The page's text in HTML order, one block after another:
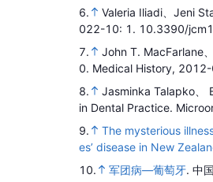
6.
Valeria Iliadi、Jeni
022-10: 1. 10.3390/
7.
John T. MacFarlane
0. Medical History,
8.
Jasminka Talapko、
in Dental Practice.
9.
The mysterious
es’ disease in New
10.
军团病—葡萄牙. 中